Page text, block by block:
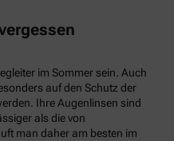
im Sommer sein. Auch
auf den Schutz der
Ihre Augenlinsen sind
als die von
man daher am besten im